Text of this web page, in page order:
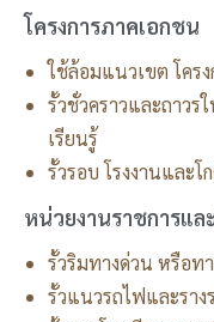
โครงการภาคเอกชน
ใช้ล้อมแนวเขต โคร
รั้วชั่วคราวและถาว
เรียนรู้
รั้วรอบ โรงงานและ
หน่วยงานราชการแล
รั้วริมทางด่วน หรือท
รั้วแนวรถไฟและรา